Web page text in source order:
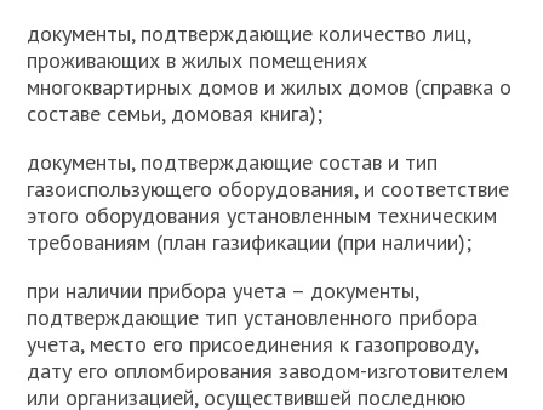
документы, подтверждающие количество лиц,
проживающих в жилых помещениях
многоквартирных домов и жилых домов (справка о
составе семьи, домовая книга);
документы, подтверждающие состав и тип
газоиспользующего оборудования, и соответствие
этого оборудования установленным техническим
требованиям (план газификации (при наличии);
при наличии прибора учета – документы,
подтверждающие тип установленного прибора
учета, место его присоединения к газопроводу,
дату его опломбирования заводом-изготовителем
или организацией, осуществившей последнюю